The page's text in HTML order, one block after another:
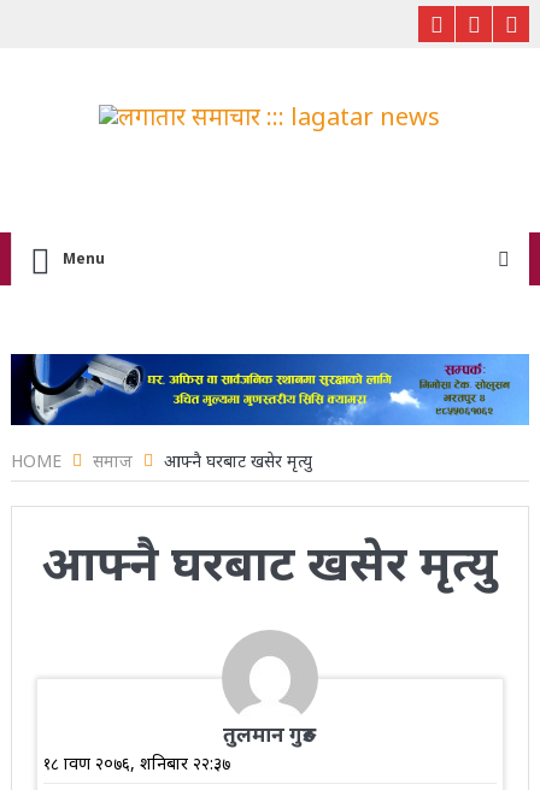
Menu
HOME समाज आफ्नै घरबाट खसेर मृत्यु
आफ्नै घरबाट खसेर मृत्यु
तुलमान गुरुङ
१८ श्रावण २०७६, शनिबार २२:३७